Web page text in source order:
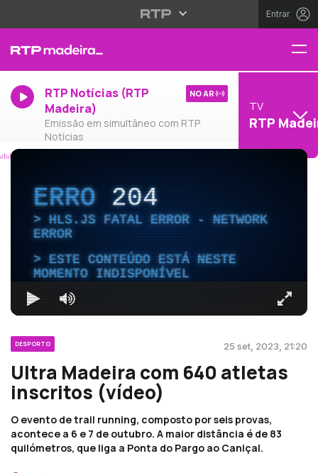
Entrar
RTP Notícias (RTP
Madeira)
Emissão em simultâneo com RTP
Notícias
NO AR
TV
RTP
ERRO204
HLS.JS FATAL ERROR - NETWORK
ERROR
ESTE CONTEÚDO ESTÁ NESTE
MOMENTO INDISPONÍVEL
DESPORTO 25 set, 2023, 21:20
Ultra Madeira com 640 atletas
inscritos (vídeo)
O evento de trail running, composto por seis provas,
acontece a 6 e 7 de outubro. A maior distância é de 83
quilómetros, que liga a Ponta do Pargo ao Caniçal.